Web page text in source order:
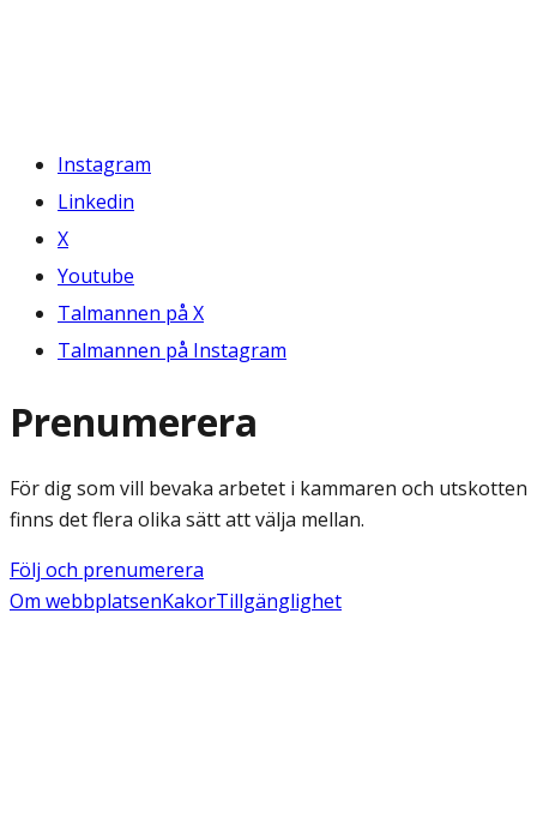
Instagram
Linkedin
X
Youtube
Talmannen på X
Talmannen på Instagram
Prenumerera
För dig som vill bevaka arbetet i kammaren och utskotten
finns det flera olika sätt att välja mellan.
Följ och prenumerera
Om webbplatsenKakorTillgänglighet